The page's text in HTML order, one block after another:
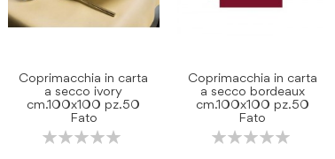
Coprimacchia in carta
a secco ivory
cm.100x100 pz.50
Fato
Rating:
Coprimacchia in carta
a secco bordeaux
cm.100x100 pz.50
Fato
Rating: